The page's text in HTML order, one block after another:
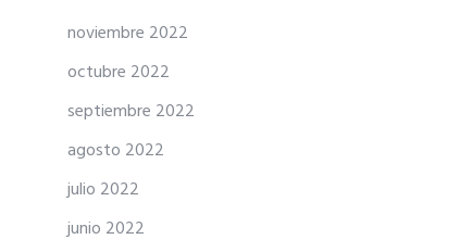
noviembre 2022
octubre 2022
septiembre 2022
agosto 2022
julio 2022
junio 2022